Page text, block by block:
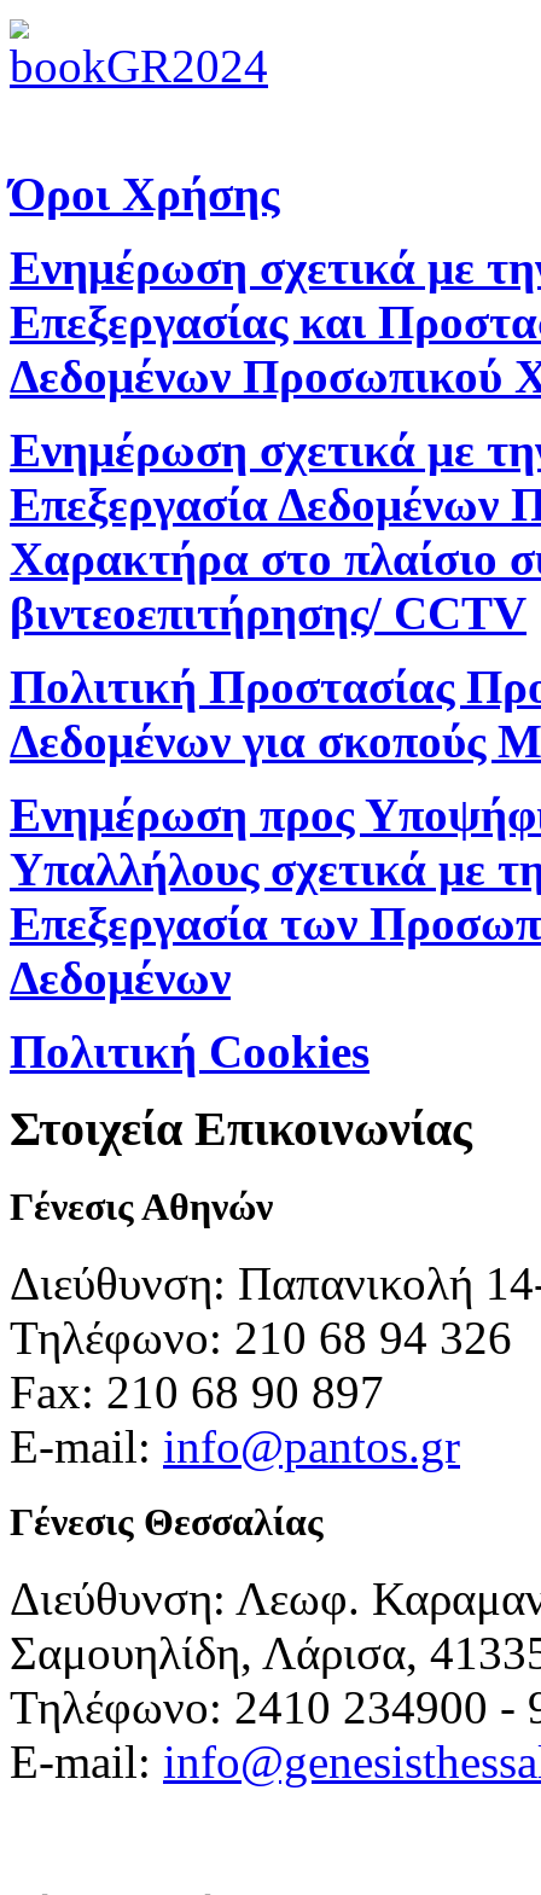
Όροι Χρήσης
Ενημέρωση σχετικά με
Επεξεργασίας και
Δεδομένων Προσωπικού
Ενημέρωση σχετικά με
Επεξεργασία Δεδομένων
Χαρακτήρα στο πλαίσιο
βιντεοεπιτήρησης/ CCTV
Πολιτική Προστασίας
Δεδομένων για σκοπούς
Ενημέρωση προς
Υπαλλήλους σχετικά με
Επεξεργασία των
Δεδομένων
Πολιτική Cookies
Στοιχεία Επικοινωνίας
Γένεσις Αθηνών
Διεύθυνση: Παπανικολή
Τηλέφωνο: 210 68 94 326
Fax: 210 68 90 897
E-mail: info@pantos.gr
Γένεσις Θεσσαλίας
Διεύθυνση: Λεωφ.
Σαμουηλίδη, Λάρισα,
Τηλέφωνο: 2410 234900 -
E-mail: